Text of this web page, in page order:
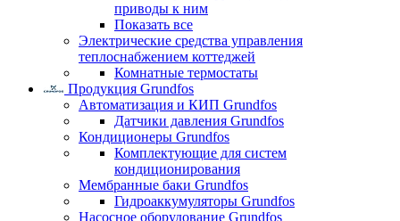
приводы к ним
Показать все
Электрические средства управления
теплоснабжением коттеджей
Комнатные термостаты
Продукция Grundfos
Автоматизация и КИП Grundfos
Датчики давления Grundfos
Кондиционеры Grundfos
Комплектующие для систем
кондиционирования
Мембранные баки Grundfos
Гидроаккумуляторы Grundfos
Насосное оборудование Grundfos